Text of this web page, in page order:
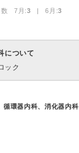
数 7月:3 | 6月:3
について
ック
循環器内科、消化器内科